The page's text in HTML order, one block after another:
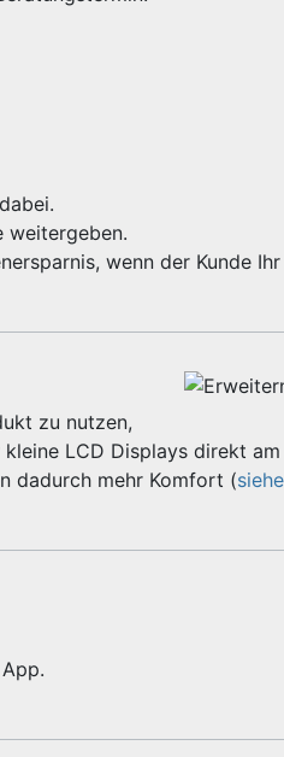
weitergeben.
wenn der Kunde
zu nutzen,
LCD Displays direkt
dadurch mehr Komfort (